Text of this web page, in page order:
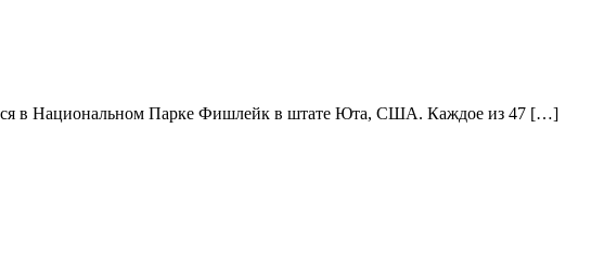
в Национальном Парке Фишлейк в штате Юта, США. Каждое из 47 […]